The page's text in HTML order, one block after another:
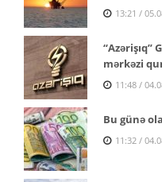
13:21 /
“Azərişıq”
mərkəzi
11:48 /
Bu günə
11:32 /